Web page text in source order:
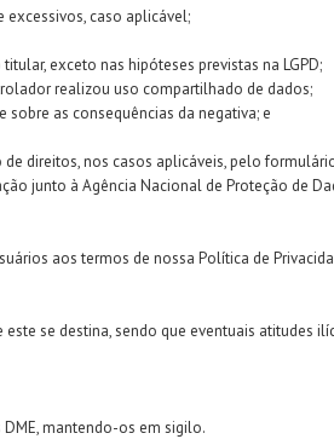
caso aplicável;
exceto nas hipóteses previstas na LGPD;
realizou uso compartilhado de dados;
as consequências da negativa; e
direitos, nos casos aplicáveis, pelo
junto à Agência Nacional de Proteção de
aos termos de nossa Política de
se destina, sendo que eventuais
mantendo-os em sigilo.